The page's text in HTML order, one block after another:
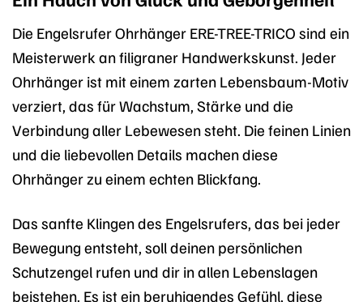
Die Engelsrufer Ohrhänger ERE-TREE-TRICO sind ein
Meisterwerk an filigraner Handwerkskunst. Jeder
Ohrhänger ist mit einem zarten Lebensbaum-Motiv
verziert, das für Wachstum, Stärke und die
Verbindung aller Lebewesen steht. Die feinen Linien
und die liebevollen Details machen diese
Ohrhänger zu einem echten Blickfang.
Das sanfte Klingen des Engelsrufers, das bei jeder
Bewegung entsteht, soll deinen persönlichen
Schutzengel rufen und dir in allen Lebenslagen
beistehen. Es ist ein beruhigendes Gefühl, diese